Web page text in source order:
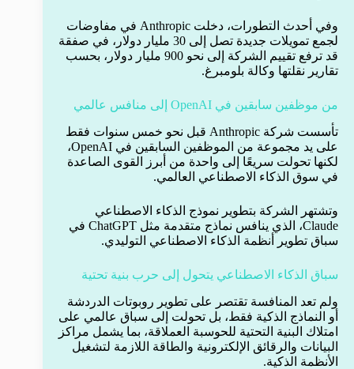
وفي أحدث التطورات، دخلت Anthropic في مفاوضات
لجمع تمويلات جديدة تصل إلى 30 مليار دولار، في صفقة
قد ترفع تقييم الشركة إلى نحو 900 مليار دولار، بحسب
تقارير نقلتها وكالة بلومبرغ.
من موظفين سابقين في OpenAI إلى منافس عالمي
تأسست شركة Anthropic قبل نحو خمس سنوات فقط
على يد مجموعة من الموظفين السابقين في OpenAI،
لكنها تحولت سريعًا إلى واحدة من أبرز القوى الصاعدة
في سوق الذكاء الاصطناعي العالمي.
وتشتهر الشركة بتطوير نموذج الذكاء الاصطناعي
Claude، الذي ينافس نماذج متقدمة مثل ChatGPT في
سباق تطوير أنظمة الذكاء الاصطناعي التوليدي.
سباق الذكاء الاصطناعي يتحول إلى حرب بنية تحتية
ولم تعد المنافسة تقتصر على تطوير روبوتات الدردشة
أو النماذج الذكية فقط، بل تحولت إلى سباق عالمي على
امتلاك البنية التحتية للحوسبة العملاقة، بما يشمل مراكز
البيانات والرقائق الإلكترونية والطاقة اللازمة لتشغيل
الأنظمة الذكية.